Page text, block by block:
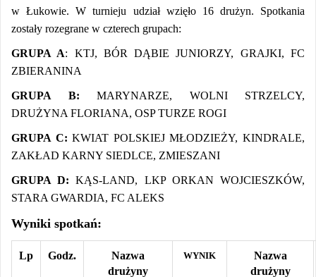
w Łukowie. W turnieju udział wzięło 16 drużyn. Spotkania
zostały rozegrane w czterech grupach:
GRUPA A: KTJ, BÓR DĄBIE JUNIORZY, GRAJKI, FC
ZBIERANINA
GRUPA B: MARYNARZE, WOLNI STRZELCY,
DRUŻYNA FLORIANA, OSP TURZE ROGI
GRUPA C: KWIAT POLSKIEJ MŁODZIEŻY, KINDRALE,
ZAKŁAD KARNY SIEDLCE, ZMIESZANI
GRUPA D: KĄS-LAND, LKP ORKAN WOJCIESZKÓW,
STARA GWARDIA, FC ALEKS
Wyniki spotkań:
Lp Godz.
Nazwa
drużyny
WYNIK
Nazwa
drużyny